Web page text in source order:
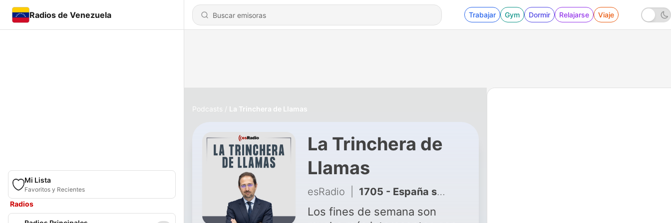
Radios de Venezuela Trabajar Gym Dormir Relajarse Viaje
Mi Lista
Favoritos y Recientes
Radios
Podcasts La Trinchera de Llamas
La Trinchera de
Llamas
esRadio 1705 - España se prepara para un eclipse solar total después de 114 años.
Los fines de semana son